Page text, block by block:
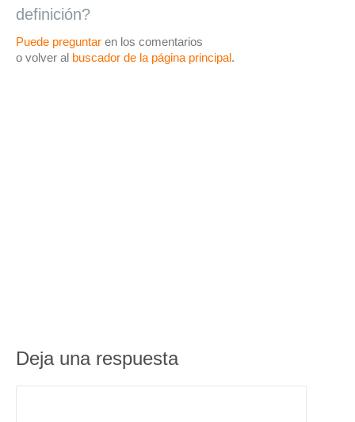
definición?
Puede preguntar en los comentarios
o volver al buscador de la página principal.
Deja una respuesta